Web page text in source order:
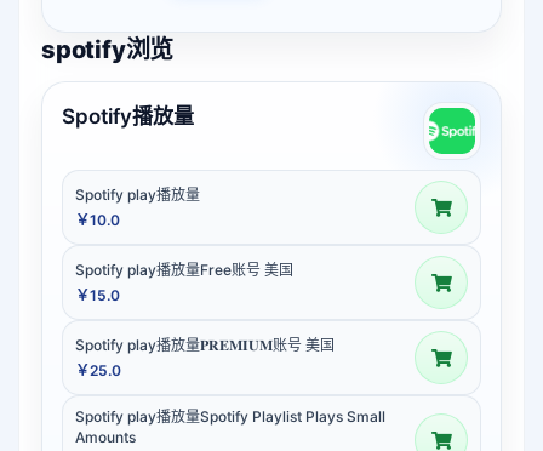
spotify浏览
Spotify播放量
Spotify play播放量
￥10.0
Spotify play播放量Free账号 美国
￥15.0
Spotify play播放量𝐏𝐑𝐄𝐌𝐈𝐔𝐌账号 美国
￥25.0
Spotify play播放量Spotify Playlist Plays Small
Amounts